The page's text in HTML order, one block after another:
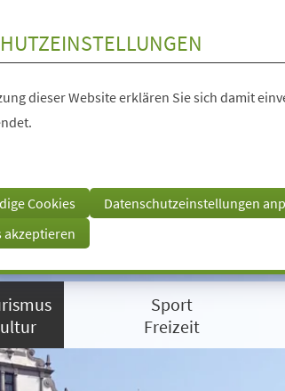
dieser Website erklären Sie sich damit
Cookies
Datenschutzeinstellungen
akzeptieren
Sport
Freizeit